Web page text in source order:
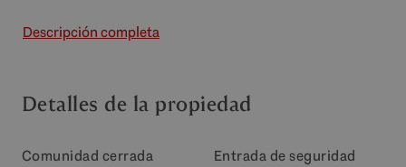
Descripción completa
Detalles de la propiedad
Comunidad cerrada
Entrada de seguridad